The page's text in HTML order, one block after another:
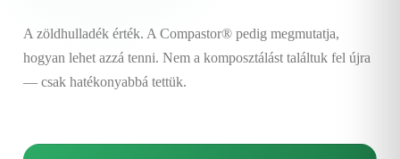
A zöldhulladék érték. A Compastor® pedig megmutatja,
hogyan lehet azzá tenni. Nem a komposztálást találtuk fel újra
— csak hatékonyabbá tettük.